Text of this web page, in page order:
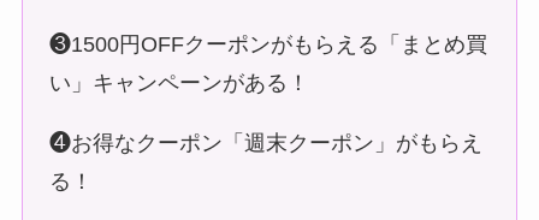
る！
❺金曜日は10％相当のPayPayボーナスがも
らえる！
❻PayPay決済でPayPay還元とTポイントの